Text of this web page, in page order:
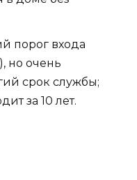
порог входа
но очень
срок службы;
за 10 лет.